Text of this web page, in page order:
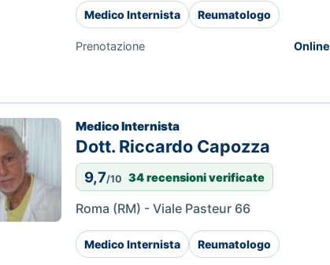
Medico Internista Reumatologo
Prenotazione Online
Medico Internista
Dott. Riccardo Capozza
9,7/10 34 recensioni verificate
Roma (RM) - Viale Pasteur 66
Medico Internista Reumatologo